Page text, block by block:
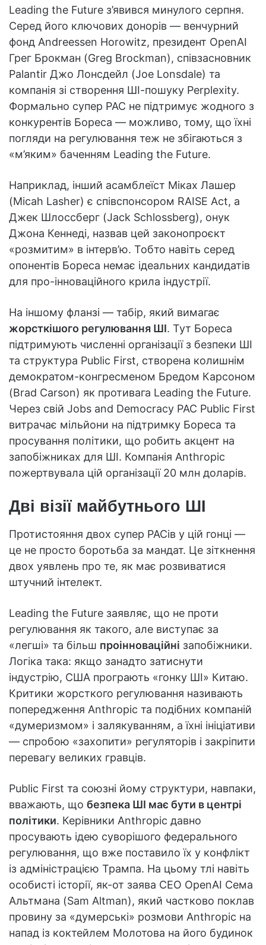
Leading the Future з’явився минулого серпня.
Серед його ключових донорів — венчурний
фонд Andreessen Horowitz, президент OpenAI
Грег Брокман (Greg Brockman), співзасновник
Palantir Джо Лонсдейл (Joe Lonsdale) та
компанія зі створення ШІ-пошуку Perplexity.
Формально супер PAC не підтримує жодного з
конкурентів Бореса — можливо, тому, що їхні
погляди на регулювання теж не збігаються з
«м’яким» баченням Leading the Future.
Наприклад, інший асамблеїст Міках Лашер
(Micah Lasher) є співспонсором RAISE Act, а
Джек Шлоссберг (Jack Schlossberg), онук
Джона Кеннеді, назвав цей законопроєкт
«розмитим» в інтерв’ю. Тобто навіть серед
опонентів Бореса немає ідеальних кандидатів
для про-інноваційного крила індустрії.
На іншому фланзі — табір, який вимагає
жорсткішого регулювання ШІ. Тут Бореса
підтримують численні організації з безпеки ШІ
та структура Public First, створена колишнім
демократом-конгресменом Бредом Карсоном
(Brad Carson) як противага Leading the Future.
Через свій Jobs and Democracy PAC Public First
витрачає мільйони на підтримку Бореса та
просування політики, що робить акцент на
запобіжниках для ШІ. Компанія Anthropic
пожертвувала цій організації 20 млн доларів.
Дві візії майбутнього ШІ
Протистояння двох супер PACів у цій гонці —
це не просто боротьба за мандат. Це зіткнення
двох уявлень про те, як має розвиватися
штучний інтелект.
Leading the Future заявляє, що не проти
регулювання як такого, але виступає за
«легші» та більш проінноваційні запобіжники.
Логіка така: якщо занадто затиснути
індустрію, США програють «гонку ШІ» Китаю.
Критики жорсткого регулювання називають
попередження Anthropic та подібних компаній
«думеризмом» і залякуванням, а їхні ініціативи
— спробою «захопити» регуляторів і закріпити
перевагу великих гравців.
Public First та союзні йому структури, навпаки,
вважають, що безпека ШІ має бути в центрі
політики. Керівники Anthropic давно
просувають ідею суворішого федерального
регулювання, що вже поставило їх у конфлікт
із адміністрацією Трампа. На цьому тлі навіть
особисті історії, як-от заява CEO OpenAI Сема
Альтмана (Sam Altman), який частково поклав
провину за «думерські» розмови Anthropic на
напад із коктейлем Молотова на його будинок